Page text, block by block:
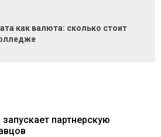
как валюта: сколько стоит
партнерскую